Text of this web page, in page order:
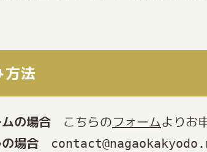
方法
の場合 こちらのフォームよりお
場合